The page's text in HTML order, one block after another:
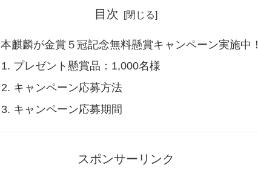
目次
本麒麟が金賞５冠記念無料懸賞キャンペーン実施中！
プレゼント懸賞品：1,000名様
キャンペーン応募方法
キャンペーン応募期間
スポンサーリンク